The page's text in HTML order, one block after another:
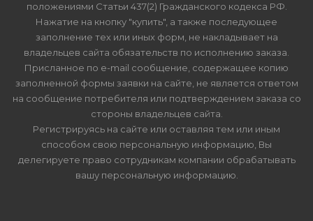
положениями Статьи 437(2) Гражданского кодекса РФ.
Нажатие на кнопку "купить", а также последующее
заполнение тех или иных форм, не накладывает на
владельцев сайта обязательств по исполнению заказа.
Присланное по e-mail сообщение, содержащее копию
заполненной формы заявки на сайте, не является ответом
на сообщение потребителя или подтверждением заказа со
стороны владельцев сайта.
Регистрируясь на сайте или оставляя тем или иным
способом свою персональную информацию, Вы
делегируете право сотрудникам компании обрабатывать
вашу персональную информацию.